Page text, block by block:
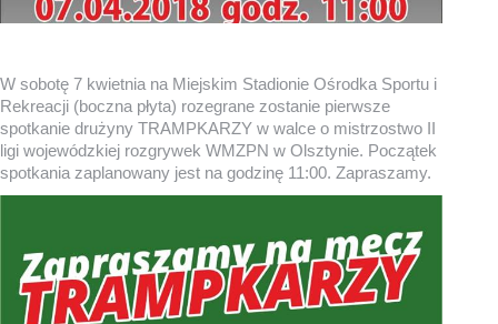
W sobotę 7 kwietnia na Miejskim Stadionie Ośrodka Sportu i
Rekreacji (boczna płyta) rozegrane zostanie pierwsze
spotkanie drużyny TRAMPKARZY w walce o mistrzostwo II
ligi wojewódzkiej rozgrywek WMZPN w Olsztynie. Początek
spotkania zaplanowany jest na godzinę 11:00. Zapraszamy.